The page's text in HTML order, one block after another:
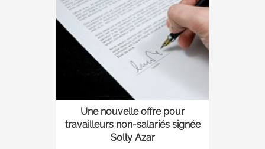
Une nouvelle offre pour
travailleurs non-salariés signée
Solly Azar